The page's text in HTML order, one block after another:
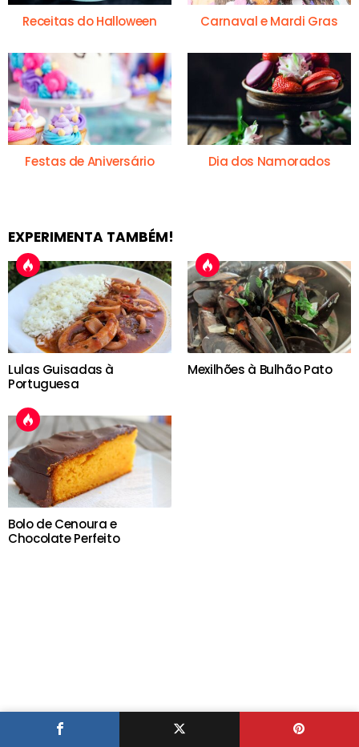
Receitas do Halloween Carnaval e Mardi Gras
Festas de Aniversário Dia dos Namorados
EXPERIMENTA TAMBÉM!
Lulas Guisadas à
Portuguesa
Mexilhões à Bulhão Pato
Bolo de Cenoura e
Chocolate Perfeito